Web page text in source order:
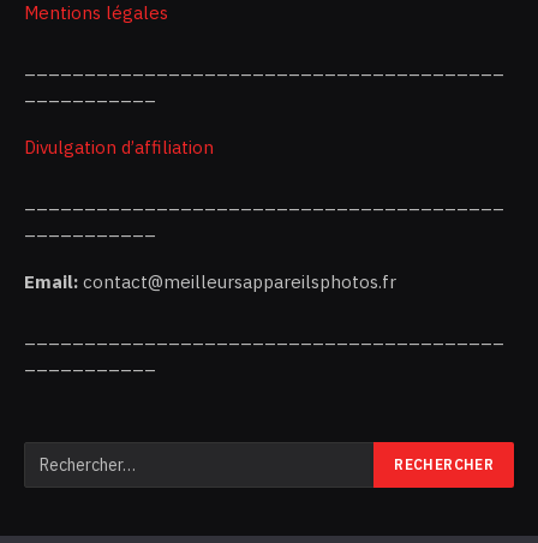
Mentions légales
Divulgation d’affiliation
Email: contact@meilleursappareilsphotos.fr